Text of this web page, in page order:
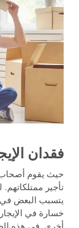
فقدان
حيث يقوم أصحاب
تأجير
يتسبب البعض في
خسارة في